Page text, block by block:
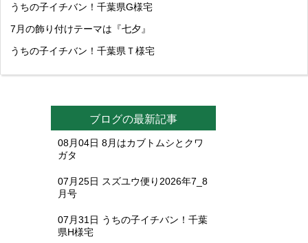
うちの子イチバン！千葉県G様宅
7月の飾り付けテーマは『七夕』
うちの子イチバン！千葉県Ｔ様宅
ブログの最新記事
08月04日 8月はカブトムシとクワ
ガタ
07月25日 スズユウ便り2026年7_8
月号
07月31日 うちの子イチバン！千葉
県H様宅